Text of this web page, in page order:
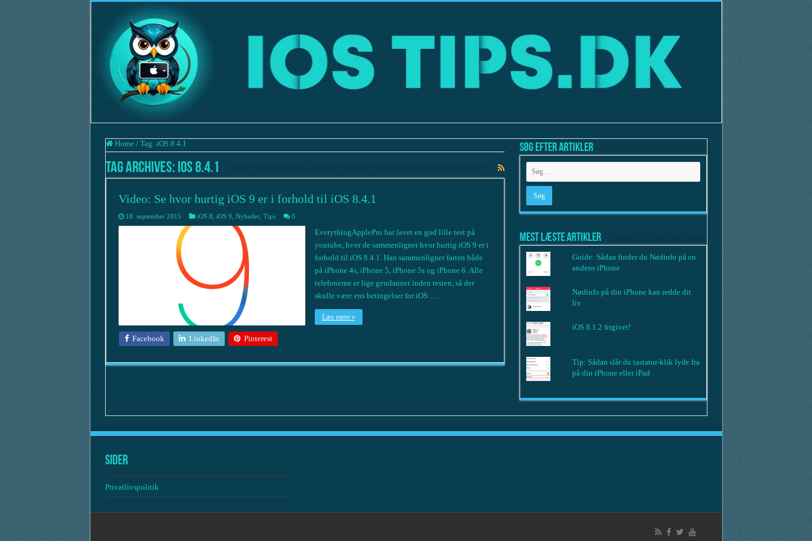
Home / Tag: iOS 8.4.1
Tag Archives: iOS 8.4.1
Video: Se hvor hurtig iOS 9 er i forhold til iOS 8.4.1
18. september 2015 iOS 8 iOS 9 Nyheder, Tips 0
EverythingApplePro har lavet en god lille test på
youtube, hvor de sammenligner hvor hurtig iOS 9 er i
forhold til iOS 8.4.1. Han sammenligner farten både
på iPhone 4s, iPhone 5, iPhone 5s og iPhone 6. Alle
telefonerne er lige gendannet inden testen, så der
skulle være ens betingelser for iOS …
Læs mere »
Facebook LinkedIn Pinterest
Søg efter artikler
Mest læste artikler
Guide: Sådan finder du Nødinfo på en
andens iPhone
Nødinfo på din iPhone kan redde dit
liv
iOS 8.1.2 frigivet!
Tip: Sådan slår du tastatur-klik lyde fra
på din iPhone eller iPad
Sider
Privatlivspolitik